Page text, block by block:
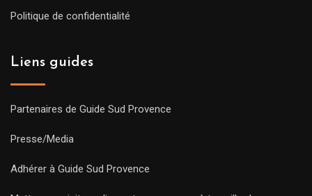
Politique de confidentialité
Liens guides
Partenaires de Guide Sud Provence
Presse/Media
Adhérer à Guide Sud Provence